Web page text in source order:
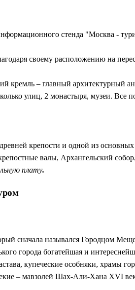
стенда "Москва -
своему расположению на
кремль – главный
улиц, 2 монастыря, музеи. Все
крепости и одной из
валы, Архангельский
плату.
сначала назывался Городцом
города богатейшая и
купеческие особняки, храмы
– мавзолей Шах-Али-Хана XVI